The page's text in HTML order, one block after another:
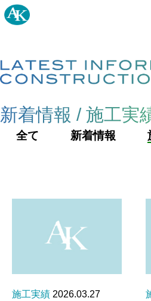
新着情報 / 施工実
全て 新着情報
施工実績 2026.03.27